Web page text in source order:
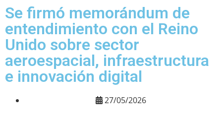
Se firmó memorándum de
entendimiento con el Reino
Unido sobre sector
aeroespacial, infraestructura
e innovación digital
27/05/2026